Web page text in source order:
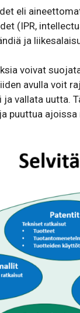
eli
(IPR,
ja
voivat
avulla voit
vallata uutta.
puuttua ajoissa